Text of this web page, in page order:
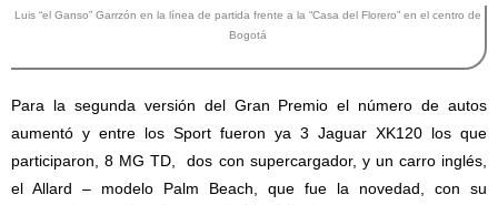
Luis “el Ganso” Garrzón en la línea de partida frente a la “Casa del Florero” en el centro de
Bogotá
Para la segunda versión del Gran Premio el número de autos
aumentó y entre los Sport fueron ya 3 Jaguar XK120 los que
participaron, 8 MG TD, dos con supercargador, y un carro inglés,
el Allard – modelo Palm Beach, que fue la novedad, con su